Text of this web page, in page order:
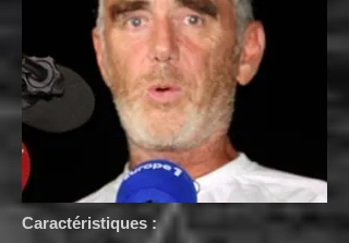
Caractéristiques :